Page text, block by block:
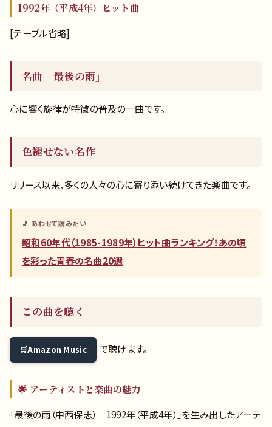
1992年（平成4年）ヒット曲
[テーブル省略]
名曲「最後の雨」
心に響く旋律が特徴の普及の一曲です。
色褪せない名作
リリース以来、多くの人々の心に寄り添い続けてきた楽曲です。
🎵 あわせて読みたい
昭和60年代（1985-1989年）ヒット曲ランキング！あの頃
を彩った青春の名曲20選
この曲を聴く
Amazon Music で聴けます。
🌟 アーティストと楽曲の魅力
「最後の雨（中西保志） 1992年（平成4年）」を生み出したアーテ